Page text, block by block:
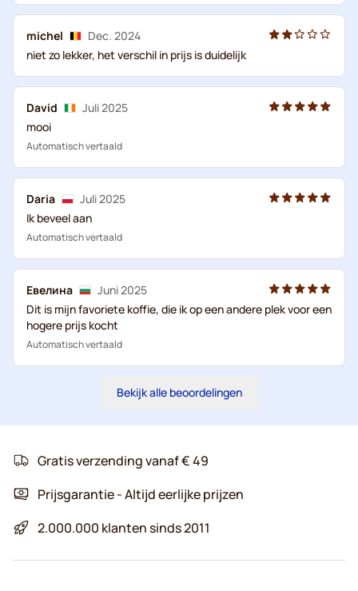
michel
Dec. 2024
niet zo lekker, het verschil in prijs is duidelijk
David
Juli 2025
mooi
Automatisch vertaald
Daria
Juli 2025
Ik beveel aan
Automatisch vertaald
Евелина
Juni 2025
Dit is mijn favoriete koffie, die ik op een andere plek voor een
hogere prijs kocht
Automatisch vertaald
Bekijk alle beoordelingen
Gratis verzending vanaf € 49
Prijsgarantie - Altijd eerlijke prijzen
2.000.000 klanten sinds 2011